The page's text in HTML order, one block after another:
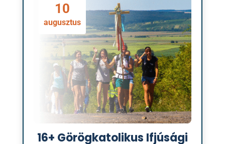
10
augusztus
16+ Görögkatolikus Ifjúsági